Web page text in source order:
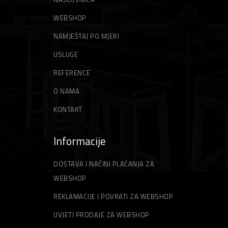
GLETERI
NITI ZA TRIMER
WEBSHOP
NAMJEŠTAJ PO MJERI
USLUGE
REFERENCE
O NAMA
KONTAKT
Informacije
DOSTAVA I NAČINI PLAĆANJA ZA
WEBSHOP
REKLAMACIJE I POVRATI ZA WEBSHOP
UVJETI PRODAJE ZA WEBSHOP